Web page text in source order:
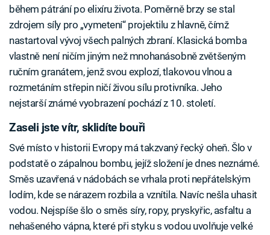
během pátrání po elixíru života. Poměrně brzy se stal
zdrojem síly pro „vymetení“ projektilu z hlavně, čímž
nastartoval vývoj všech palných zbraní. Klasická bomba
vlastně není ničím jiným než mnohanásobně zvětšeným
ručním granátem, jenž svou explozí, tlakovou vlnou a
rozmetáním střepin ničí živou sílu protivníka. Jeho
nejstarší známé vyobrazení pochází z 10. století.
Zaseli jste vítr, sklidíte bouři
Své místo v historii Evropy má takzvaný řecký oheň. Šlo v
podstatě o zápalnou bombu, jejíž složení je dnes neznámé.
Směs uzavřená v nádobách se vrhala proti nepřátelským
lodím, kde se nárazem rozbila a vznítila. Navíc nešla uhasit
vodou. Nejspíše šlo o směs síry, ropy, pryskyřic, asfaltu a
nehašeného vápna, které při styku s vodou uvolňuje velké